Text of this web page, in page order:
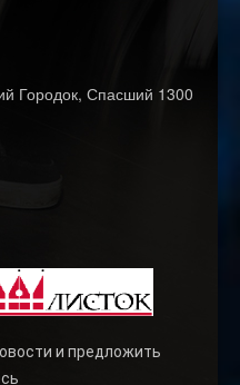
Городок, Спасший 1300
и предложить